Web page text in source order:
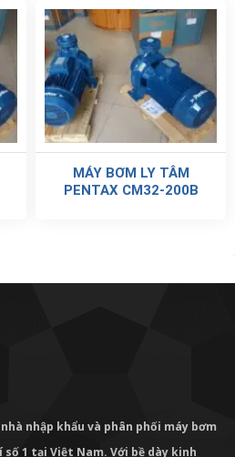
MÁY BƠM LY TÂM
PENTAX CM32-200B
nhập khẩu và phân phối máy bơm
1 tại Việt Nam. Với bề dày kinh